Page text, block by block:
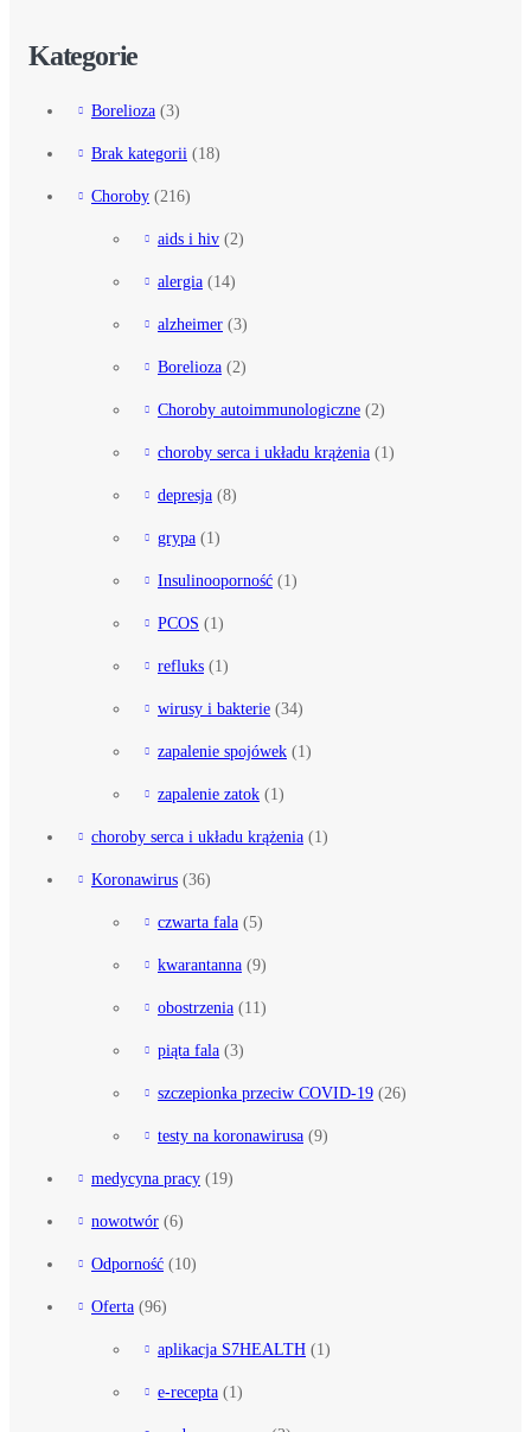
Kategorie
Borelioza (3)
Brak kategorii (18)
Choroby (216)
aids i hiv (2)
alergia (14)
alzheimer (3)
Borelioza (2)
Choroby autoimmunologiczne (2)
choroby serca i układu krążenia (1)
depresja (8)
grypa (1)
Insulinooporność (1)
PCOS (1)
refluks (1)
wirusy i bakterie (34)
zapalenie spojówek (1)
zapalenie zatok (1)
choroby serca i układu krążenia (1)
Koronawirus (36)
czwarta fala (5)
kwarantanna (9)
obostrzenia (11)
piąta fala (3)
szczepionka przeciw COVID-19 (26)
testy na koronawirusa (9)
medycyna pracy (19)
nowotwór (6)
Odporność (10)
Oferta (96)
aplikacja S7HEALTH (1)
e-recepta (1)